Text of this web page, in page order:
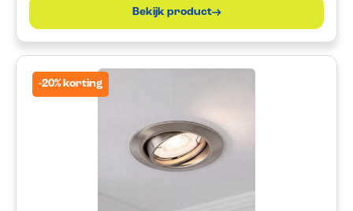
Bekijk product
-20% korting